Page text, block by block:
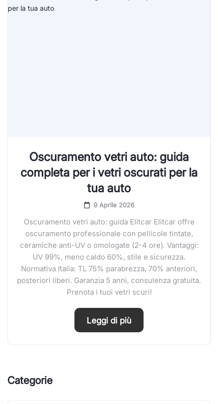
Oscuramento vetri auto: guida
completa per i vetri oscurati per la
tua auto
9 Aprile 2026
Oscuramento vetri auto: guida Elitcar Elitcar offre
oscuramento professionale con pellicole tintate,
ceramiche anti-UV o omologate (2-4 ore). Vantaggi:
UV 99%, meno caldo 60%, stile e sicurezza.
Normativa Italia: TL 75% parabrezza, 70% anteriori,
posteriori liberi. Garanzia 5 anni, consulenza gratuita.
Prenota i tuoi vetri scuri!
Leggi di più
Categorie